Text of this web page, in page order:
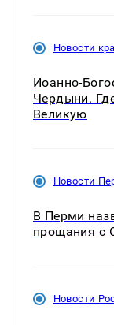
Новости
Иоанно-
Чердыни.
Великую
Новости
В Перми
прощания с
Новости